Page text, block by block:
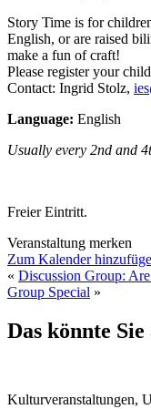
Story Time is for
English, or are raised
make a fun of craft!
Please register your
Contact: Ingrid Stolz,
Language: English
Usually every 2nd and
Freier Eintritt.
Veranstaltung merken
Zum Kalender
« Discussion Group:
Group Special »
Das könnte
Kulturveranstaltungen,